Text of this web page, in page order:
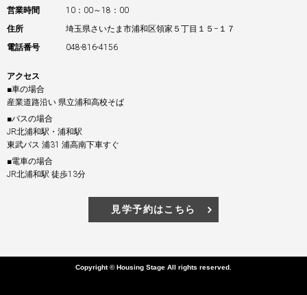
営業時間
10：00～18：00
住所
埼玉県さいたま市浦和区領家５丁目１５−１７
電話番号
048-816-4156
アクセス
■車の場合
産業道路沿い 県立浦和高校そば
■バスの場合
JR北浦和駅・浦和駅
東武バス 浦31 浦高南下車すぐ
■電車の場合
JR北浦和駅 徒歩13分
見学予約はこちら
Copyright © Housing Stage All rights reserved.